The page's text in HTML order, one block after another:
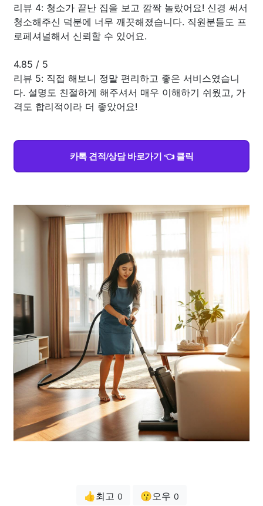
리뷰 4: 청소가 끝난 집을 보고 깜짝 놀랐어요! 신경 써서
청소해주신 덕분에 너무 깨끗해졌습니다. 직원분들도 프
로페셔널해서 신뢰할 수 있어요.
4.85 / 5
리뷰 5: 직접 해보니 정말 편리하고 좋은 서비스였습니
다. 설명도 친절하게 해주셔서 매우 이해하기 쉬웠고, 가
격도 합리적이라 더 좋았어요!
카톡 견적/상담 바로가기 👈 클릭
👍최고 0 😗오우 0